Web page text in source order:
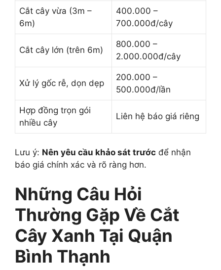
Cắt cây vừa (3m –
6m)
400.000 –
700.000đ/cây
Cắt cây lớn (trên 6m)
800.000 –
2.000.000đ/cây
Xử lý gốc rễ, dọn dẹp
200.000 –
500.000đ/lần
Hợp đồng trọn gói
nhiều cây
Liên hệ báo giá riêng
Lưu ý: Nên yêu cầu khảo sát trước để nhận
báo giá chính xác và rõ ràng hơn.
Những Câu Hỏi
Thường Gặp Về Cắt
Cây Xanh Tại Quận
Bình Thạnh